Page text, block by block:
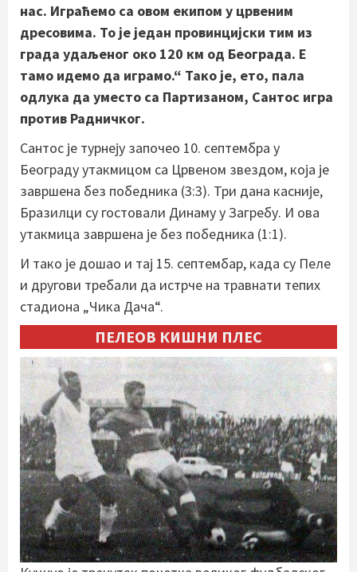
нас. Играћемо са овом екипом у црвеним
дресовима. То је један провинцијски тим из
града удаљеног око 120 км од Београда. Е
тамо идемо да играмо.“ Тако је, ето, пала
одлука да уместо са Партизаном, Сантос игра
против Радничког.
Сантос је турнеју започео 10. септембра у
Београду утакмицом са Црвеном звездом, која је
завршена без победника (3:3). Три дана касније,
Бразилци су гостовали Динаму у Загребу. И ова
утакмица завршена је без победника (1:1).
И тако је дошао и тај 15. септембар, када су Пеле
и другови требали да истрче на травнати тепих
стадиона „Чика Дача“.
ПЕЛЕОВ КИШНИ ПЛЕС